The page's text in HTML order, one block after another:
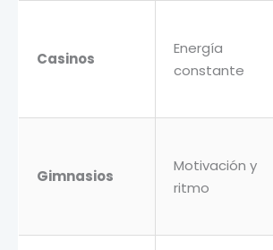
Casinos
Energía
constante
Gimnasios
Motivación y
ritmo